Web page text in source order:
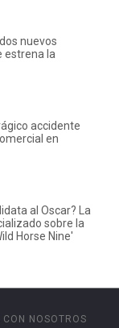
nuevos
estrena la
accidente
en
al Oscar? La
sobre la
Horse Nine'
NOSOTROS